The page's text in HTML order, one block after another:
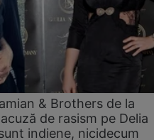
& Brothers de la
de rasism pe Delia
indiene, nicidecum